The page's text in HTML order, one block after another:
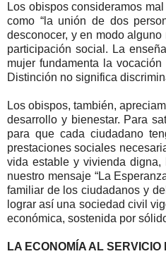
Los obispos consideramos
como “la unión de dos
desconocer, y en modo
participación social. La
mujer fundamenta la
Distinción no significa
Los obispos, también,
desarrollo y bienestar. Para
para que cada ciudadano
prestaciones sociales
vida estable y vivienda
nuestro mensaje “La
familiar de los ciudadanos y
lograr así una sociedad civil
económica, sostenida por
LA ECONOMÍA AL SERVICIO